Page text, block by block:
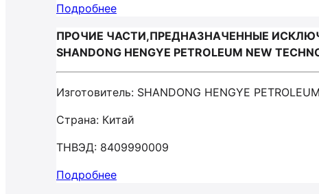
Подробнее
ПРОЧИЕ ЧАСТИ,ПРЕДНАЗНАЧЕННЫЕ
SHANDONG HENGYE PETROLEUM NEW
Изготовитель: SHANDONG HENGYE
Страна: Китай
ТНВЭД: 8409990009
Подробнее